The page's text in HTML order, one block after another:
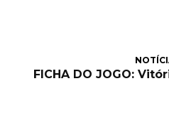
FICHA DO JOGO: